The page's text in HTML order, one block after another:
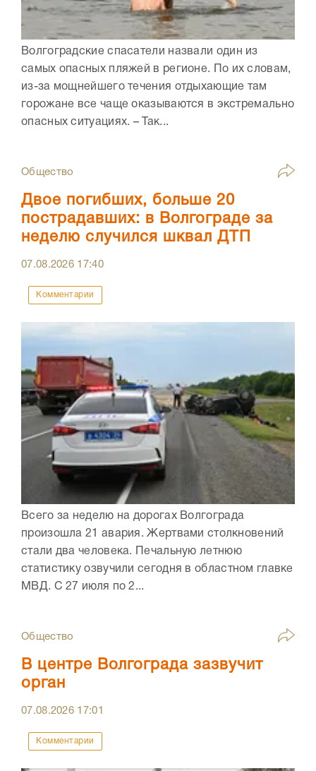
Волгоградские спасатели назвали один из
самых опасных пляжей в регионе. По их словам,
из-за мощнейшего течения отдыхающие там
горожане все чаще оказываются в экстремально
опасных ситуациях. – Так...
Общество
Двое погибших, больше 20
пострадавших: в Волгограде за
неделю случился шквал ДТП
07.08.2026 17:40
Комментарии
Всего за неделю на дорогах Волгограда
произошла 21 авария. Жертвами столкновений
стали два человека. Печальную летнюю
статистику озвучили сегодня в областном главке
МВД. С 27 июля по 2...
Общество
В центре Волгограда зазвучит
орган
07.08.2026 17:01
Комментарии